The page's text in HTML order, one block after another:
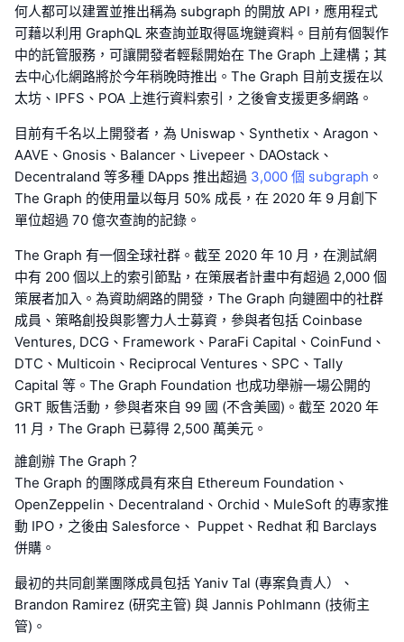
何人都可以建置並推出稱為 subgraph 的開放 API，應用程式
可藉以利用 GraphQL 來查詢並取得區塊鏈資料。目前有個製作
中的託管服務，可讓開發者輕鬆開始在 The Graph 上建構；其
去中心化網路將於今年稍晚時推出。The Graph 目前支援在以
太坊、IPFS、POA 上進行資料索引，之後會支援更多網路。
目前有千名以上開發者，為 Uniswap、Synthetix、Aragon、
AAVE、Gnosis、Balancer、Livepeer、DAOstack、
Decentraland 等多種 DApps 推出超過 3,000 個 subgraph 。
The Graph 的使用量以每月 50% 成長，在 2020 年 9 月創下
單位超過 70 億次查詢的記錄。
The Graph 有一個全球社群。截至 2020 年 10 月，在測試網
中有 200 個以上的索引節點，在策展者計畫中有超過 2,000 個
策展者加入。為資助網路的開發，The Graph 向鏈圈中的社群
成員、策略創投與影響力人士募資，參與者包括 Coinbase
Ventures, DCG、Framework、ParaFi Capital、CoinFund、
DTC、Multicoin、Reciprocal Ventures、SPC、Tally
Capital 等。The Graph Foundation 也成功舉辦一場公開的
GRT 販售活動，參與者來自 99 國 (不含美國)。截至 2020 年
11 月，The Graph 已募得 2,500 萬美元。
誰創辦 The Graph？
The Graph 的團隊成員有來自 Ethereum Foundation、
OpenZeppelin、Decentraland、Orchid、MuleSoft 的專家推
動 IPO，之後由 Salesforce、 Puppet、Redhat 和 Barclays
併購。
最初的共同創業團隊成員包括 Yaniv Tal (專案負責人）、
Brandon Ramirez (研究主管) 與 Jannis Pohlmann (技術主
管)。